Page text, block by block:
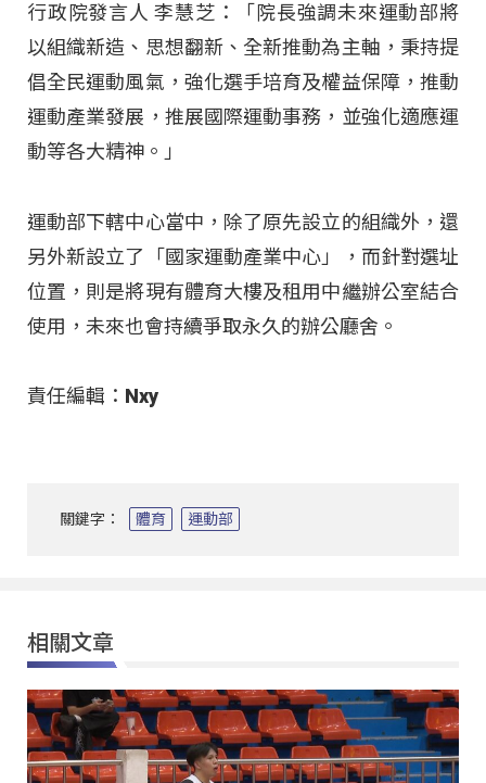
行政院發言人 李慧芝：「院長強調未來運動部將
以組織新造、思想翻新、全新推動為主軸，秉持提
倡全民運動風氣，強化選手培育及權益保障，推動
運動產業發展，推展國際運動事務，並強化適應運
動等各大精神。」
運動部下轄中心當中，除了原先設立的組織外，還
另外新設立了「國家運動產業中心」，而針對選址
位置，則是將現有體育大樓及租用中繼辦公室結合
使用，未來也會持續爭取永久的辦公廳舍。
責任編輯：Nxy
關鍵字： 體育 運動部
相關文章